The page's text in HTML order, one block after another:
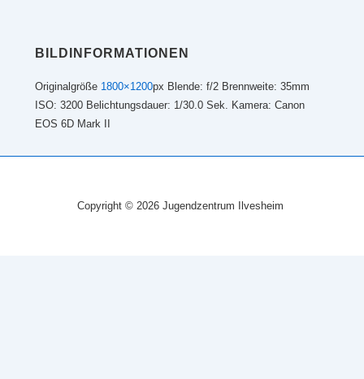
BILDINFORMATIONEN
Originalgröße 1800×1200px Blende: f/2 Brennweite: 35mm
ISO: 3200 Belichtungsdauer: 1/30.0 Sek. Kamera: Canon
EOS 6D Mark II
Copyright © 2026 Jugendzentrum Ilvesheim